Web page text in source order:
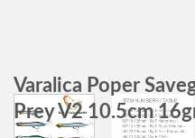
Varalica Poper
Prey V2 10.5cm